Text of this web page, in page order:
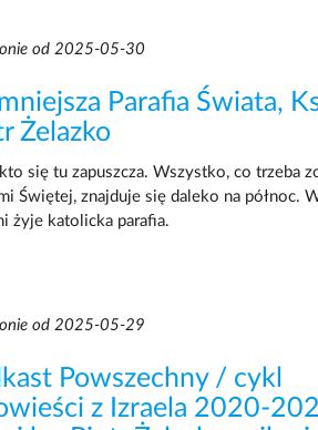
od 2025-05-30
Parafia Świata,
Żelazko
się tu zapuszcza. Wszystko, co trzeba
Świętej, znajduje się daleko na północ.
żyje katolicka parafia.
od 2025-05-29
Powszechny / cykl
z Izraela 2020-